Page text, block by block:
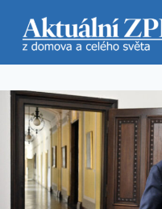
obsah